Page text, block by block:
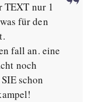
TEXT nur 1
für den
fall an. eine
noch
schon